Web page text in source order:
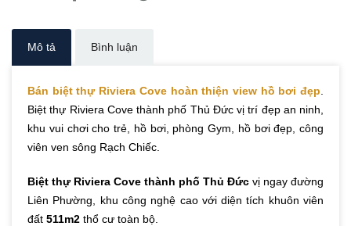
Mô tả Bình luận
Bán biệt thự Riviera Cove hoàn thiện view hồ bơi đẹp
Biệt thự Riviera Cove thành phố Thủ Đức vị trí đẹp an ninh,
khu vui chơi cho trẻ, hồ bơi, phòng Gym, hồ bơi đẹp, công
viên ven sông Rạch Chiếc.
Biệt thự Riviera Cove thành phố Thủ Đức vị ngay đường
Liên Phường, khu công nghệ cao với diện tích khuôn viên
đất 511m2 thổ cư toàn bộ.